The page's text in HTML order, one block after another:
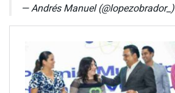
— Andrés Manuel (@lopezobrador_)